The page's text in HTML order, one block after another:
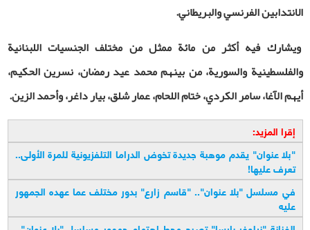
الانتدابين الفرنسي والبريطاني.
ويشارك فيه أكثر من مائة ممثل من مختلف الجنسيات اللبنانية
والفلسطينية والسورية، من بينهم محمد عيد رمضان، نسرين الحكيم،
أيهم الآغا، سامر الكردي، ختام اللحام، عمار شلق، بيار داغر، وأحمد الزين.
إقرا المزيد:
"بلا عنوان" يقدم موهبة جديدة تخوض الدراما التلفزيونية للمرة الأولى..
تعرف عليها!
في مسلسل "بلا عنوان".. "قاسم زارع" بدور مختلف عما عهده الجمهور
عليه